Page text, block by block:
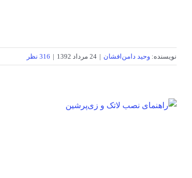
نویسنده: وحید دامن‌افشان | 24 مرداد 1392 | 316 نظر